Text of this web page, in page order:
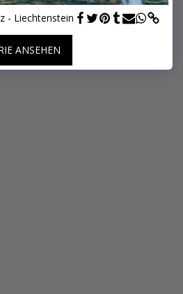
- Liechtenstein
ANSEHEN